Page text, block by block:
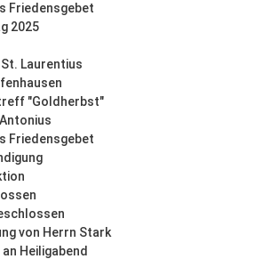
Friedensgebet
2025
Laurentius
"Goldherbst"
Friedensgebet
von Herrn Stark
Heiligabend